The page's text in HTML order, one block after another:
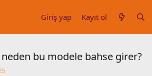
Giriş yap Kayıt ol
bu modele bahse girer?